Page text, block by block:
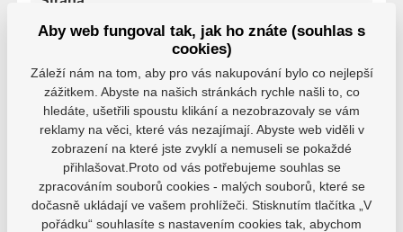
Zahnutí P28 P29
Řada Ribcor
Délka Hokejky 155 cm 160 cm
Aby web fungoval tak, jak ho znáte (souhlas s
cookies)
Záleží nám na tom, aby pro vás nakupování bylo co nejlepší
zážitkem. Abyste na našich stránkách rychle našli to, co
hledáte, ušetřili spoustu klikání a nezobrazovaly se vám
reklamy na věci, které vás nezajímají. Abyste web viděli v
zobrazení na které jste zvyklí a nemuseli se pokaždé
přihlašovat.Proto od vás potřebujeme souhlas se
zpracováním souborů cookies - malých souborů, které se
dočasně ukládají ve vašem prohlížeči. Stisknutím tlačítka „V
pořádku“ souhlasíte s nastavením cookies tak, abychom